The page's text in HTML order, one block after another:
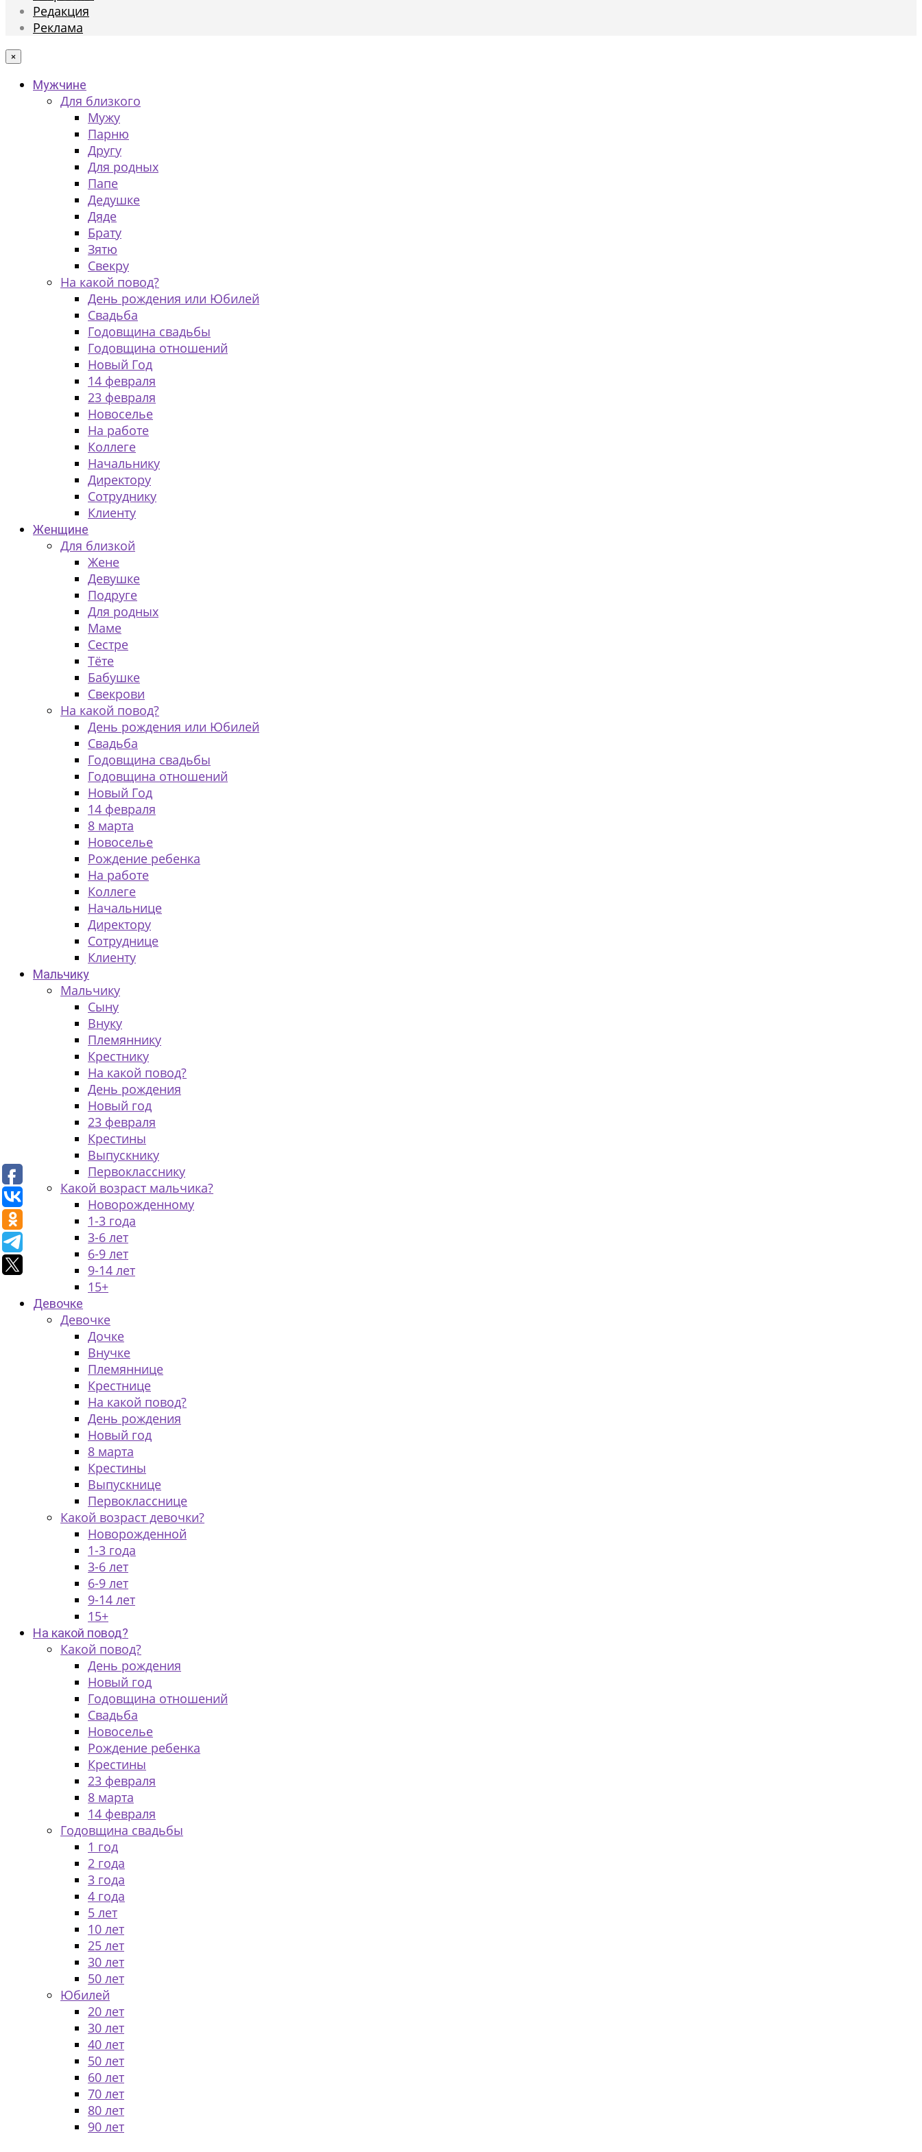
Редакция
Реклама
×
Мужчине
Для близкого
Мужу
Парню
Другу
Для родных
Папе
Дедушке
Дяде
Брату
Зятю
Свекру
На какой повод?
День рождения или Юбилей
Свадьба
Годовщина свадьбы
Годовщина отношений
Новый Год
14 февраля
23 февраля
Новоселье
На работе
Коллеге
Начальнику
Директору
Сотруднику
Клиенту
Женщине
Для близкой
Жене
Девушке
Подруге
Для родных
Маме
Сестре
Тёте
Бабушке
Свекрови
На какой повод?
День рождения или Юбилей
Свадьба
Годовщина свадьбы
Годовщина отношений
Новый Год
14 февраля
8 марта
Новоселье
Рождение ребенка
На работе
Коллеге
Начальнице
Директору
Сотруднице
Клиенту
Мальчику
Мальчику
Сыну
Внуку
Племяннику
Крестнику
На какой повод?
День рождения
Новый год
23 февраля
Крестины
Выпускнику
Первокласснику
Какой возраст мальчика?
Новорожденному
1-3 года
3-6 лет
6-9 лет
9-14 лет
15+
Девочке
Девочке
Дочке
Внучке
Племяннице
Крестнице
На какой повод?
День рождения
Новый год
8 марта
Крестины
Выпускнице
Первокласснице
Какой возраст девочки?
Новорожденной
1-3 года
3-6 лет
6-9 лет
9-14 лет
15+
На какой повод?
Какой повод?
День рождения
Новый год
Годовщина отношений
Свадьба
Новоселье
Рождение ребенка
Крестины
23 февраля
8 марта
14 февраля
Годовщина свадьбы
1 год
2 года
3 года
4 года
5 лет
10 лет
25 лет
30 лет
50 лет
Юбилей
20 лет
30 лет
40 лет
50 лет
60 лет
70 лет
80 лет
90 лет